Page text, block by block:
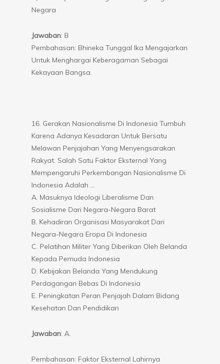
Negara
Jawaban: B
Pembahasan: Bhineka Tunggal Ika Mengajarkan
Untuk Menghargai Keberagaman Sebagai
Kekayaan Bangsa.
16. Gerakan Nasionalisme Di Indonesia Tumbuh
Karena Adanya Kesadaran Untuk Bersatu
Melawan Penjajahan Yang Menyengsarakan
Rakyat. Salah Satu Faktor Eksternal Yang
Mempengaruhi Perkembangan Nasionalisme Di
Indonesia Adalah …
A. Masuknya Ideologi Liberalisme Dan
Sosialisme Dari Negara-Negara Barat
B. Kehadiran Organisasi Masyarakat Dari
Negara-Negara Eropa Di Indonesia
C. Pelatihan Militer Yang Diberikan Oleh Belanda
Kepada Pemuda Indonesia
D. Kebijakan Belanda Yang Mendukung
Perdagangan Bebas Di Indonesia
E. Peningkatan Peran Penjajah Dalam Bidang
Kesehatan Dan Pendidikan
Jawaban: A.
Pembahasan: Faktor Eksternal Lahirnya